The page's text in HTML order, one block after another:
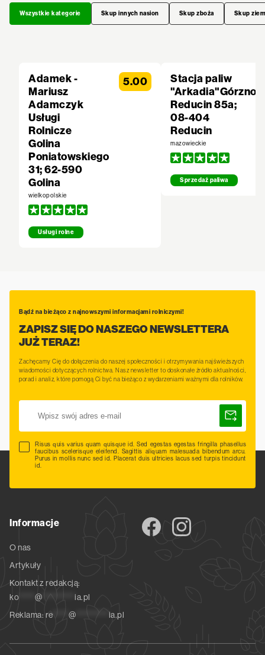
Wszystkie kategorie Skup innych nasion Skup zboża Skup
Adamek -
Mariusz
Adamczyk
Usługi
Rolnicze
Golina
Poniatowskiego
31; 62-590
Golina
wielkopolskie
Usługi rolne
5.00
Stacja paliw
"Arkadia"Górzno
Reducin 85a;
08-404
Reducin
mazowieckie
Sprzedaż paliwa
Bądź na bieżąco z najnowszymi informacjami rolniczymi!
ZAPISZ SIĘ DO NASZEGO NEWSLETTERA
JUŻ TERAZ!
Zachęcamy Cię do dołączenia do naszej społeczności i otrzymywania najświeższych
wiadomości dotyczących rolnictwa. Nasz newsletter to doskonałe źródło aktualności,
porad i analiz, które pomogą Ci być na bieżąco z wydarzeniami ważnymi dla rolników.
Risus quis varius quam quisque id. Sed egestas egestas fringilla phasellus
faucibus scelerisque eleifend. Sagittis aliquam malesuada bibendum arcu.
Purus in mollis nunc sed id. Placerat duis ultricies lacus sed turpis tincidunt
id.
Informacje
O nas
Artykuły
Kontakt z redakcją:
ko***** @ ********** ia.pl
Reklama: re***** @ ********** ia.pl